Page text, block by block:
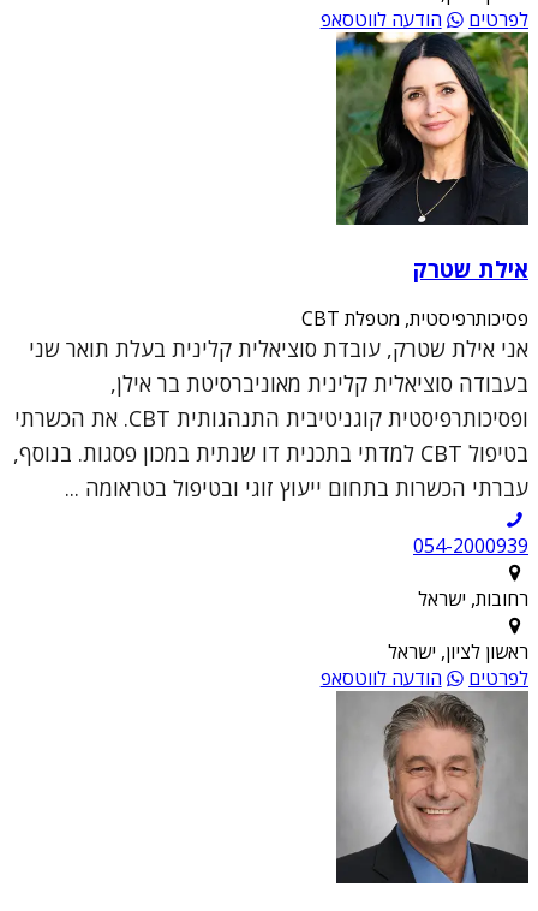
לפרטים
הודעה לווטסאפ
אילת שטרק
פסיכותרפיסטית, מטפלת CBT
אני אילת שטרק, עובדת סוציאלית קלינית בעלת תואר שני
בעבודה סוציאלית קלינית מאוניברסיטת בר אילן,
ופסיכותרפיסטית קוגניטיבית התנהגותית CBT. את הכשרתי
בטיפול CBT למדתי בתכנית דו שנתית במכון פסגות. בנוסף,
עברתי הכשרות בתחום ייעוץ זוגי ובטיפול בטראומה ...
054-2000939
רחובות, ישראל
ראשון לציון, ישראל
לפרטים
הודעה לווטסאפ